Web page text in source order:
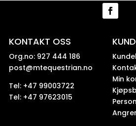
KONTAKT OSS
Org.no: 927 444 186
post@mtequestrian.no
Tel: +47 99003722
Tel: +47 97623015
Min